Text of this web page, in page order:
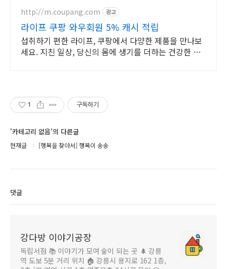
http://m.coupang.com 광고
라이프 쿠팡 와우회원 5% 캐시 적립
섭취하기 편한 라이프, 쿠팡에서 다양한 제품을 만나보
세요. 지친 일상, 당신의 몸에 생기를 더하는 건강한 선
1 구독하기
'카테고리 없음'의 다른글
현재글 [행복을 찾아서] 행복이 송송
댓글
강다방 이야기공장
독립서점 📚 이야기가 모여 숲이 되는 곳 🌲 강릉
역 도보 5분 거리 위치 🏠 강릉시 용지로 162 1층,